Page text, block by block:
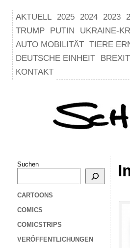
AKTUELL 2025 2024 2023
TRUMP
PUTIN UKRAINE-
AUTO MOBILITÄT TIERE
DEUTSCHE EINHEIT
BREXIT
KONTAKT
Suchen
CARTOONS
COMICS
COMICSTRIPS
VERÖFFENTLICHUNGEN